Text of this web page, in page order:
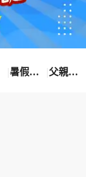
暑假熱賣中 父親節優惠